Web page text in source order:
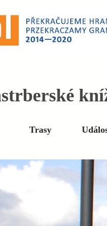
Trasy